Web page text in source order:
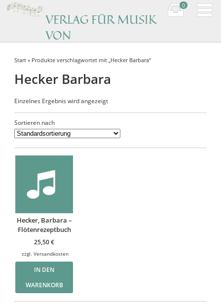
VERLAG FÜR MUSIK
VON
Music by women composers
0
Start » Produkte verschlagwortet mit „Hecker Barbara“
Hecker Barbara
Einzelnes Ergebnis wird angezeigt
Sortieren nach
Hecker, Barbara –
Flötenrezeptbuch
25,50€
zzgl.Versandkosten
IN DEN
WARENKORB